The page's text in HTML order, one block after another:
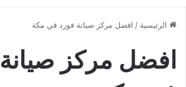
الرئيسية / افضل مركز صيانة فورد في مكة
افضل مركز